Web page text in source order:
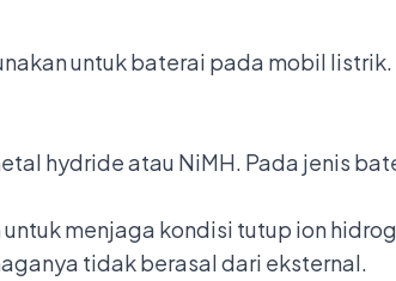
untuk baterai pada mobil
hydride atau NiMH. Pada jenis
menjaga kondisi tutup ion
tidak berasal dari eksternal.